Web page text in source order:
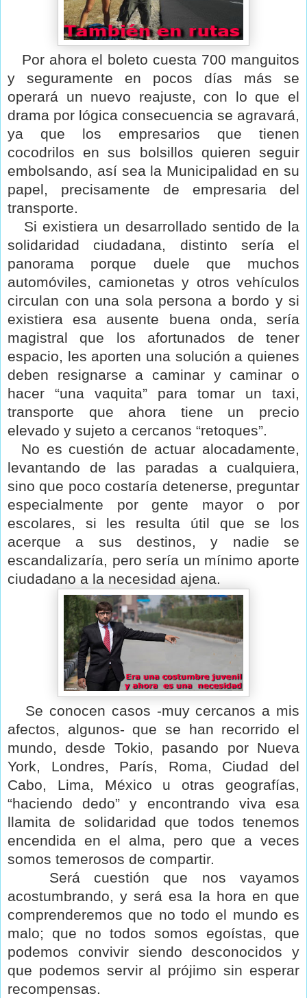
Por ahora el boleto cuesta 700 manguitos
y seguramente en pocos días más se
operará un nuevo reajuste, con lo que el
drama por lógica consecuencia se agravará,
ya que los empresarios que tienen
cocodrilos en sus bolsillos quieren seguir
embolsando, así sea la Municipalidad en su
papel, precisamente de empresaria del
transporte.
Si existiera un desarrollado sentido de la
solidaridad ciudadana, distinto sería el
panorama porque duele que muchos
automóviles, camionetas y otros vehículos
circulan con una sola persona a bordo y si
existiera esa ausente buena onda, sería
magistral que los afortunados de tener
espacio, les aporten una solución a quienes
deben resignarse a caminar y caminar o
hacer “una vaquita” para tomar un taxi,
transporte que ahora tiene un precio
elevado y sujeto a cercanos “retoques”.
No es cuestión de actuar alocadamente,
levantando de las paradas a cualquiera,
sino que poco costaría detenerse, preguntar
especialmente por gente mayor o por
escolares, si les resulta útil que se los
acerque a sus destinos, y nadie se
escandalizaría, pero sería un mínimo aporte
ciudadano a la necesidad ajena.
Se conocen casos -muy cercanos a mis
afectos, algunos- que se han recorrido el
mundo, desde Tokio, pasando por Nueva
York, Londres, París, Roma, Ciudad del
Cabo, Lima, México u otras geografías,
“haciendo dedo” y encontrando viva esa
llamita de solidaridad que todos tenemos
encendida en el alma, pero que a veces
somos temerosos de compartir.
Será cuestión que nos vayamos
acostumbrando, y será esa la hora en que
comprenderemos que no todo el mundo es
malo; que no todos somos egoístas, que
podemos convivir siendo desconocidos y
que podemos servir al prójimo sin esperar
recompensas.